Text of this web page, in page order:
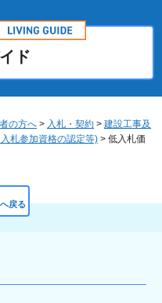
ド
の方へ > 入札・契約 > 建設工事及
札参加資格の認定等) > 低入札価
戻る